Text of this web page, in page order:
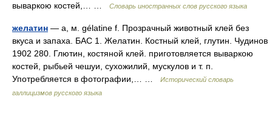
вываркою костей,… …
Словарь иностранных слов русского языка
желатин — а, м. gélatine f. Прозрачный животный клей без
вкуса и запаха. БАС 1. Желатин. Костный клей, глутин. Чудинов
1902 280. Глютин, костяной клей. приготовляется вываркою
костей, рыбьей чешуи, сухожилий, мускулов и т. п.
Употребляется в фотографии,… …
Исторический словарь
галлицизмов русского языка